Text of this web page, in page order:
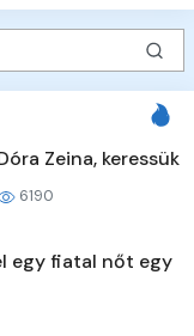
Zeina, keressük
6190
egy fiatal nőt egy